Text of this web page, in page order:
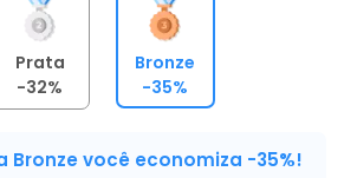
Prata
-32%
Bronze
-35%
Bronze você economiza -35%!